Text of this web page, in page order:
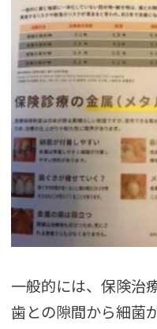
一般的には、保険治
歯との隙間から細菌